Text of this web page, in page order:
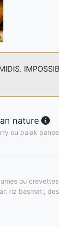
nature
ou palak
ou
riz basmati,